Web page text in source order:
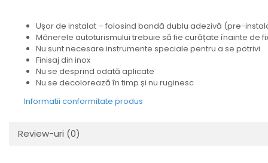
Scule Pneumatice
Slefuitoare
Suport auto
Tunuri de caldura si aeroteme
Ușor de instalat – folosind bandă dublu adezivă (pre-
Mânerele autoturismului trebuie să fie curățate înainte de
Nu sunt necesare instrumente speciale pentru a se potrivi
Finisaj din inox
Nu se desprind odată aplicate
Nu se decolorează în timp și nu ruginesc
Informatii conformitate produs
Review-uri (0)